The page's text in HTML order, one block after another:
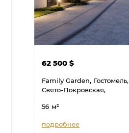
62 500$
Family Garden, Гостомель,
Свято-Покровская,
56 м²
подробнее